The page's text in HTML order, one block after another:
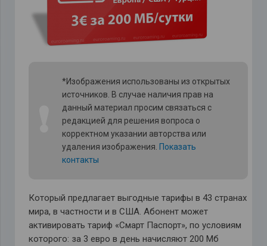
*Изображения использованы из открытых
источников. В случае наличия прав на
данный материал просим связаться с
редакцией для решения вопроса о
корректном указании авторства или
удаления изображения. Показать
контакты
Который предлагает выгодные тарифы в 43 странах
мира, в частности и в США. Абонент может
активировать тариф «Смарт Паспорт», по условиям
которого: за 3 евро в день начисляют 200 Мб